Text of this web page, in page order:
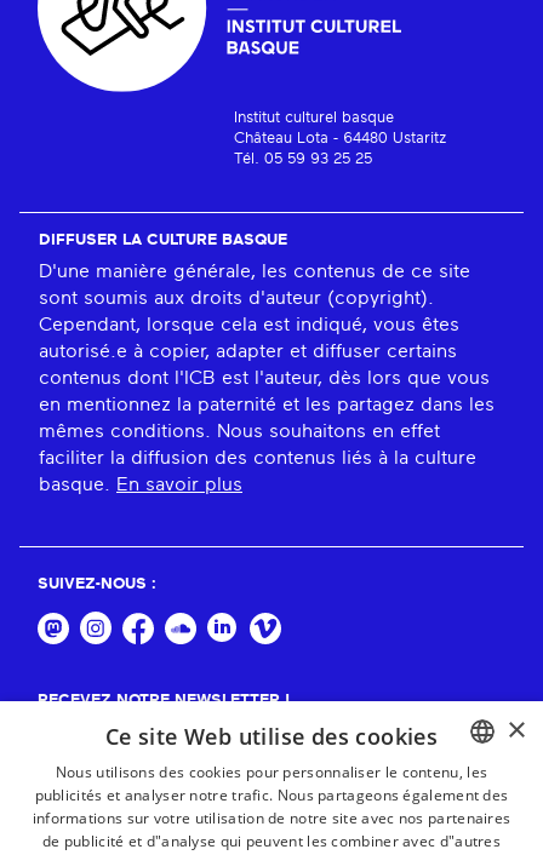
Institut culturel basque
Château Lota - 64480 Ustaritz
Tél. 05 59 93 25 25
DIFFUSER LA CULTURE BASQUE
D'une manière générale, les contenus de ce site
sont soumis aux droits d'auteur (copyright).
Cependant, lorsque cela est indiqué, vous êtes
autorisé.e à copier, adapter et diffuser certains
contenus dont l'ICB est l'auteur, dès lors que vous
en mentionnez la paternité et les partagez dans les
mêmes conditions. Nous souhaitons en effet
faciliter la diffusion des contenus liés à la culture
basque. En savoir plus
SUIVEZ-NOUS :
RECEVEZ NOTRE NEWSLETTER !
BASQUE
FRENCH
×
Ce site Web utilise des cookies
Nous utilisons des cookies pour personnaliser le contenu, les
publicités et analyser notre trafic. Nous partageons également des
informations sur votre utilisation de notre site avec nos partenaires
de publicité et d"analyse qui peuvent les combiner avec d"autres